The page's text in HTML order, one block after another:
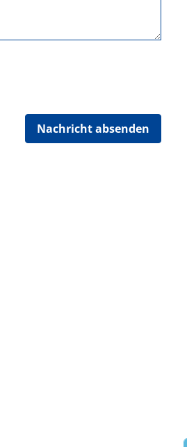
Nachricht absenden